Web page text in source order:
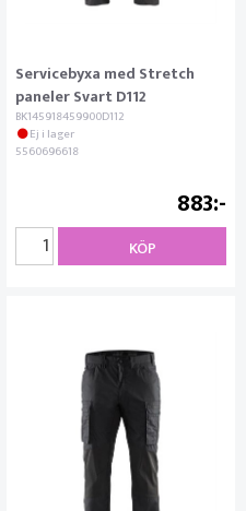
Servicebyxa med Stretch
paneler Svart D112
BK145918459900D112
Ej i lager
5560696618
883
KÖP